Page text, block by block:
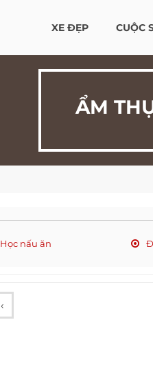
XE ĐẸP CUỘC
ẨM
Học nấu ăn
‹